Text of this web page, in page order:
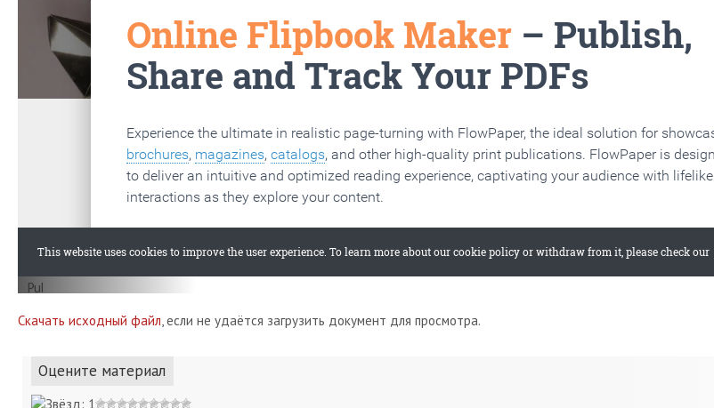
Скачать исходный файл, если не удаётся загрузить документ для просмотра.
Оцените материал